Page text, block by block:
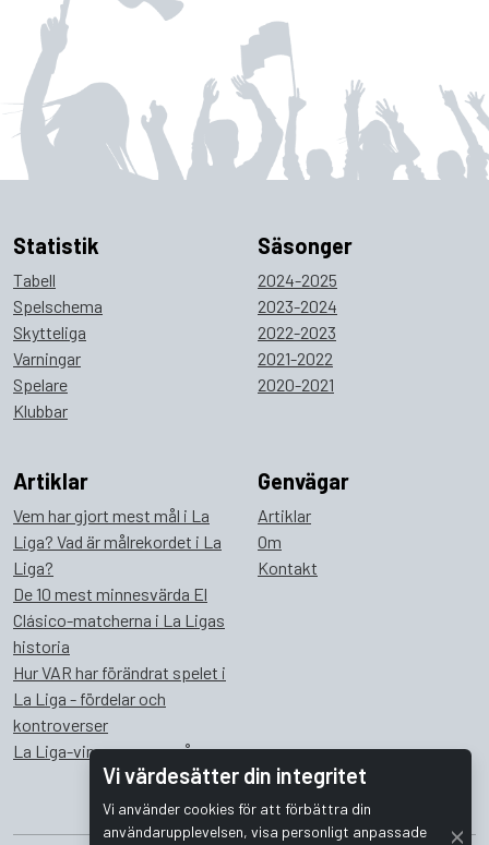
Vi värdesätter din integritet
Vi använder cookies för att förbättra din
användarupplevelsen, visa personligt anpassade
Statistik
Tabell
Spelschema
Skytteliga
Varningar
Spelare
Klubbar
Säsonger
2024-2025
2023-2024
2022-2023
2021-2022
2020-2021
Artiklar
Vem har gjort mest mål i La
Liga? Vad är målrekordet i La
Liga?
De 10 mest minnesvärda El
Clásico-matcherna i La Ligas
historia
Hur VAR har förändrat spelet i
La Liga - fördelar och
kontroverser
La Liga-vinnare genom åren
Genvägar
Artiklar
Om
Kontakt